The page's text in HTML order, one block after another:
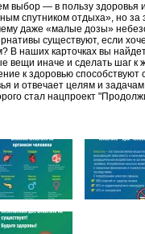
выбор — в пользу здоровья
спутником отдыха», но за
даже «малые дозы»
существуют, если
В наших карточках вы
вещи иначе и сделать шаг к
к здоровью
и отвечает целям и
стал нацпроект